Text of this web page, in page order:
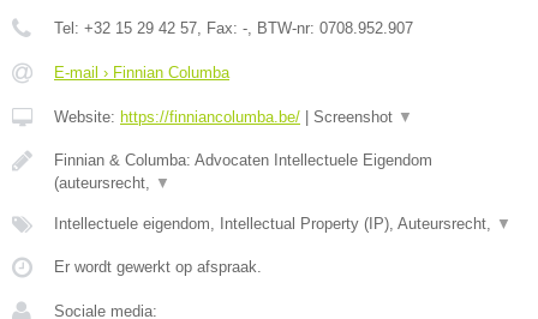
Tel: +32 15 29 42 57, Fax: -, BTW-nr: 0708.952.907
E-mail › Finnian Columba
Website: https://finniancolumba.be/ Screenshot ▼
Finnian & Columba: Advocaten Intellectuele Eigendom
(auteursrecht, ▼
Intellectuele eigendom, Intellectual Property (IP), Auteursrecht, ▼
Er wordt gewerkt op afspraak.
Sociale media: